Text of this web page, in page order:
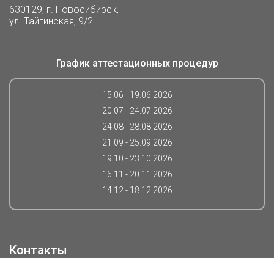
630129, г. Новосибирск,
ул. Тайгинская, 9/2.
График аттестационных процедур
15.06 - 19.06.2026
20.07 - 24.07.2026
24.08 - 28.08.2026
21.09 - 25.09.2026
19.10 - 23.10.2026
16.11 - 20.11.2026
14.12 - 18.12.2026
Контакты